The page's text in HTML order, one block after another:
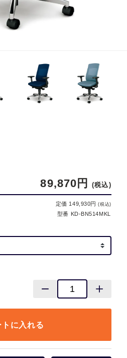
89,870円 (税込)
定価 149,930円(税込)
型番 KD-BN514MKL